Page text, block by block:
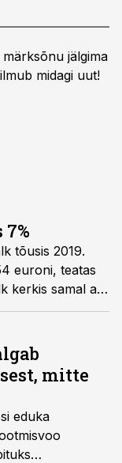
jälgima
midagi uut!
tõusis 2019.
euroni, teatas
kerkis samal ajal
mitte
eduka